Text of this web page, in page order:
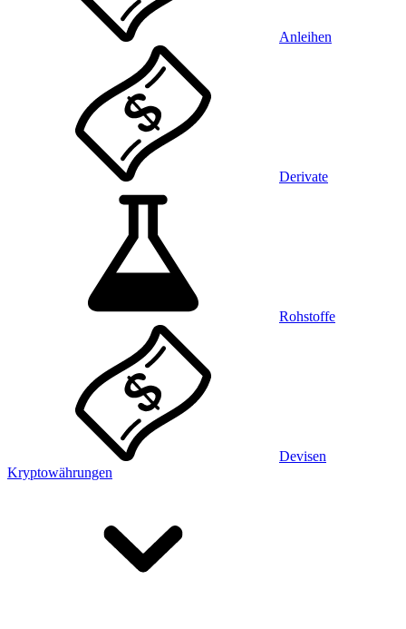
Anleihen
Derivate
Rohstoffe
Devisen
Kryptowährungen